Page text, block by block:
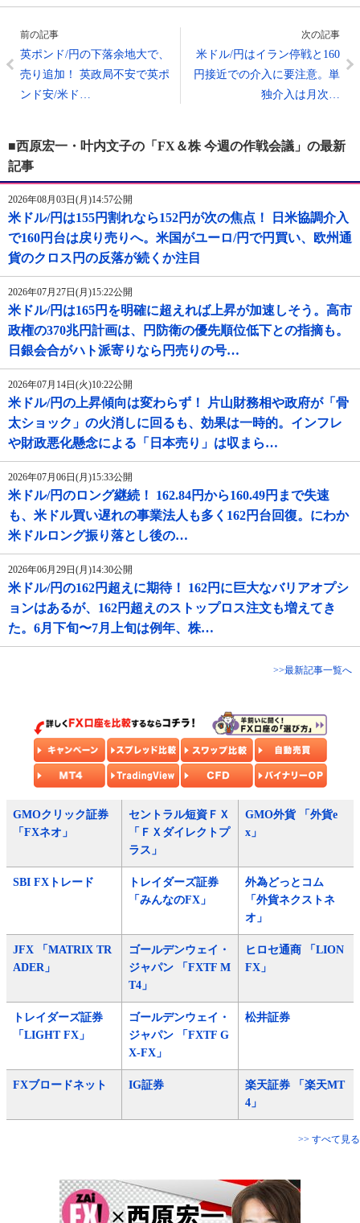
前の記事
英ポンド/円の下落余地大で、
売り追加！ 英政局不安で英ポ
ンド安/米ド…
次の記事
米ドル/円はイラン停戦と160
円接近での介入に要注意。単
独介入は月次…
■西原宏一・叶内文子の「FX＆株 今週の作戦会議」の最新
記事
2026年08月03日(月)14:57公開
米ドル/円は155円割れなら152円が次の焦点！ 日米協調介入
で160円台は戻り売りへ。米国がユーロ/円で円買い、欧州通
貨のクロス円の反落が続くか注目
2026年07月27日(月)15:22公開
米ドル/円は165円を明確に超えれば上昇が加速しそう。高市
政権の370兆円計画は、円防衛の優先順位低下との指摘も。
日銀会合がハト派寄りなら円売りの号…
2026年07月14日(火)10:22公開
米ドル/円の上昇傾向は変わらず！ 片山財務相や政府が「骨
太ショック」の火消しに回るも、効果は一時的。インフレ
や財政悪化懸念による「日本売り」は収まら…
2026年07月06日(月)15:33公開
米ドル/円のロング継続！ 162.84円から160.49円まで失速
も、米ドル買い遅れの事業法人も多く162円台回復。にわか
米ドルロング振り落とし後の…
2026年06月29日(月)14:30公開
米ドル/円の162円超えに期待！ 162円に巨大なバリアオプシ
ョンはあるが、162円超えのストップロス注文も増えてき
た。6月下旬〜7月上旬は例年、株…
>>最新記事一覧へ
GMOクリック証券
「FXネオ」
セントラル短資ＦＸ
「ＦＸダイレクトプ
ラス」
GMO外貨 「外貨e
x」
SBI FXトレード
トレイダーズ証券
「みんなのFX」
外為どっとコム
「外貨ネクストネ
オ」
JFX 「MATRIX TR
ADER」
ゴールデンウェイ・
ジャパン 「FXTF M
T4」
ヒロセ通商 「LION
FX」
トレイダーズ証券
「LIGHT FX」
ゴールデンウェイ・
ジャパン 「FXTF G
X-FX」
松井証券
FXブロードネット IG証券
楽天証券 「楽天MT
4」
>> すべて見る